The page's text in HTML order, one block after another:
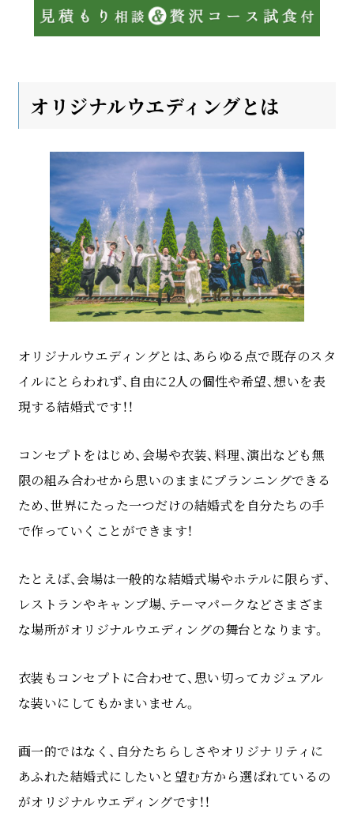
オリジナルウエディングとは
オリジナルウエディングとは、あらゆる点で既存のスタ
イルにとらわれず、自由に2人の個性や希望、想いを表
現する結婚式です！！
コンセプトをはじめ、会場や衣装、料理、演出なども無
限の組み合わせから思いのままにプランニングできる
ため、世界にたった一つだけの結婚式を自分たちの手
で作っていくことができます！
たとえば、会場は一般的な結婚式場やホテルに限らず、
レストランやキャンプ場、テーマパークなどさまざま
な場所がオリジナルウエディングの舞台となります。
衣装もコンセプトに合わせて、思い切ってカジュアル
な装いにしてもかまいません。
画一的ではなく、自分たちらしさやオリジナリティに
あふれた結婚式にしたいと望む方から選ばれているの
がオリジナルウエディングです！！